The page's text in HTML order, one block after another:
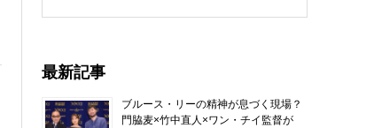
最新記事
ブルース・リーの精神が息づく現場？
門脇麦×竹中直人×ワン・チイ監督が